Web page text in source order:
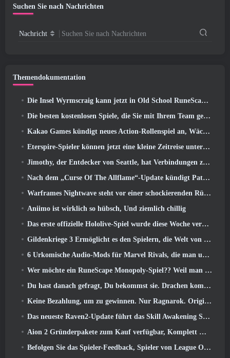
Suchen Sie nach Nachrichten
Nachricht Suchen Sie nach Nachrichten
Themendokumentation
Die Insel Wyrmscraig kann jetzt in Old School RuneScape erkundet werden
Die besten kostenlosen Spiele, die Sie mit Ihrem Team genießen können (2026)
Kakao Games kündigt neues Action-Rollenspiel an, Wächterin
Eterspire-Spieler können jetzt eine kleine Zeitreise unternehmen … als Belohnung
Jimothy, der Entdecker von Seattle, hat Verbindungen zu ArenaNet, Also fügen sie es natürlich zu Guild Wars hinzu 2
Nach dem „Curse Of The Allflame“-Update kündigt Path of Exile mehrere Änderungen an, die auf Feedback basieren
Warframes Nightwave steht vor einer schockierenden Rückkehr
Aniimo ist wirklich so hübsch, Und ziemlich chillig
Das erste offizielle Hololive-Spiel wurde diese Woche veröffentlicht
Gildenkriege 3 Ermöglicht es den Spielern, die Welt von Tyria zu erleben, bevor die Drachenältesten erwachten
6 Urkomische Audio-Mods für Marvel Rivals, die man unbedingt ausprobieren muss
Wer möchte ein RuneScape Monopoly-Spiel?? Weil man unterwegs ist
Du hast danach gefragt, Du bekommst sie. Drachen kommen online nach Albion
Keine Bezahlung, um zu gewinnen. Nur Ragnarok. Origin Classic erscheint im Juli 23
Das neueste Raven2-Update führt das Skill Awakening System ein, Geben Sie den Spielern mehr Möglichkeiten, ihre Fähigkeiten zu verbessern
Aion 2 Gründerpakete zum Kauf verfügbar, Komplett mit fünf Tagen Early Access
Befolgen Sie das Spieler-Feedback, Spieler von League Of Legends Classic müssen nicht für klassische Skins bezahlen